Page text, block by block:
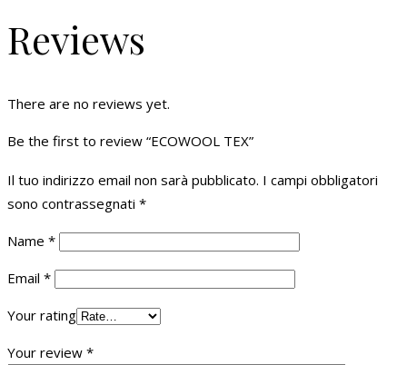
Reviews
There are no reviews yet.
Be the first to review “ECOWOOL TEX”
Il tuo indirizzo email non sarà pubblicato. I campi obbligatori
sono contrassegnati *
Name *
Email *
Your rating
Your review *